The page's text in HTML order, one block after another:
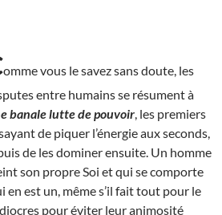
omme vous le savez sans doute, les
entre humains se résument à
banale lutte de pouvoir , les premiers
de piquer l’énergie aux seconds,
de les dominer ensuite. Un homme
son propre Soi et qui se comporte
est un, même s’il fait tout pour le
pour éviter leur animosité